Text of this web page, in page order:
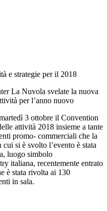
e strategie per il 2018
La Nuvola svelate la nuova
per l’anno nuovo
3 ottobre il Convention
attività 2018 insieme a tante
promo- commerciali che la
si è svolto l’evento è stata
luogo simbolo
italiana, recentemente entrato
è stata rivolta ai 130
in sala.